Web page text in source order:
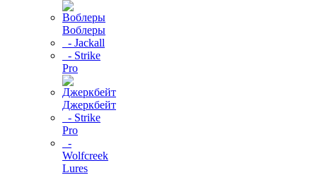
Воблеры
- Jackall
- Strike
Pro
Джеркбейт
- Strike
Pro
-
Wolfcreek
Lures